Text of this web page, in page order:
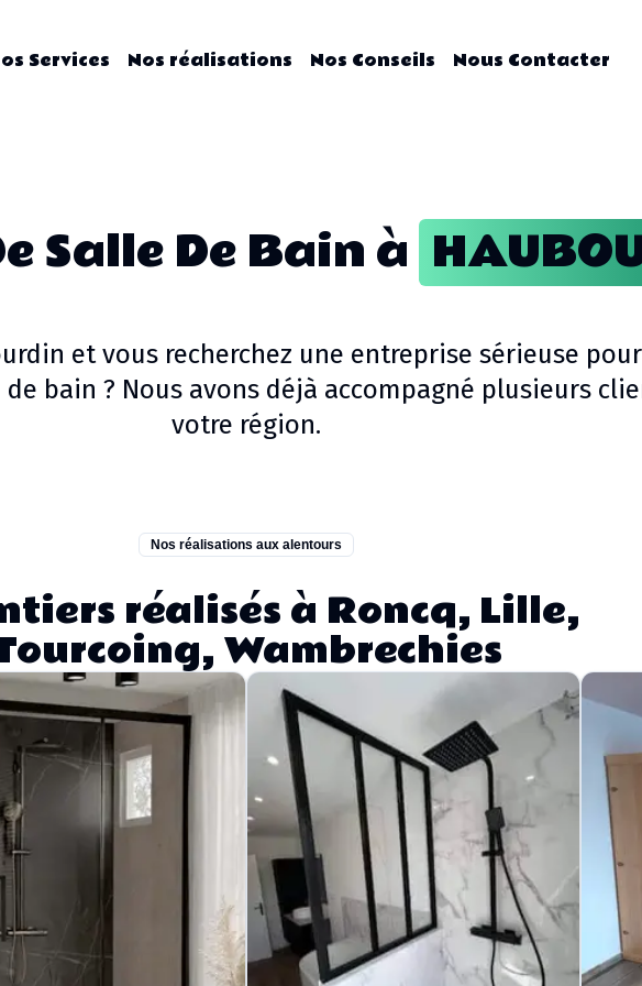
Services Nos réalisations Nos Conseils Nous Contacter
Salle De Bainà
et vous recherchez une entreprise sérieuse
bain ? Nous avons déjà accompagné plusieurs
votre région.
Nos réalisations aux alentours
réalisés à Roncq, Lille,
Wambrechies